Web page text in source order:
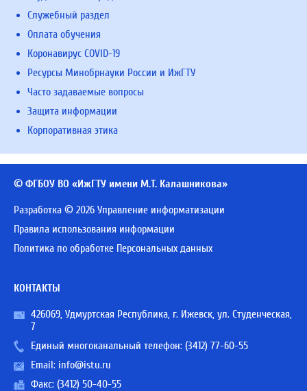
Служебный раздел
Оплата обучения
Коронавирус COVID-19
Ресурсы Минобрнауки России и ИжГТУ
Часто задаваемые вопросы
Защита информации
Корпоративная этика
© ФГБОУ ВО «ИжГТУ имени М.Т. Калашникова»
Разработка © 2026 Управление информатизации
Правила использования информации
Политика по обработке Персональных данных
КОНТАКТЫ
426069, Удмуртская Республика, г. Ижевск, ул. Студенческая,
7
Единый многоканальный телефон: (3412) 77-60-55
Email: info@istu.ru
Факс: (3412) 50-40-55